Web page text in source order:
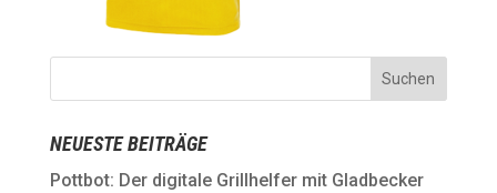
NEUESTE BEITRÄGE
Pottbot: Der digitale Grillhelfer mit Gladbecker